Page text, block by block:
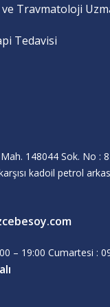
Travmatoloji
Tedavisi
148044 Sok. No :
kadoil petrol
– 19:00 Cumartesi :